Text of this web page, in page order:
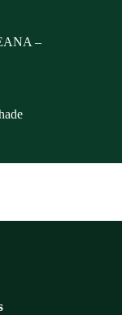
–